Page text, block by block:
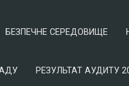
БЕЗПЕЧНЕ СЕРЕДОВИЩЕ
РЕЗУЛЬТАТ АУДИТУ